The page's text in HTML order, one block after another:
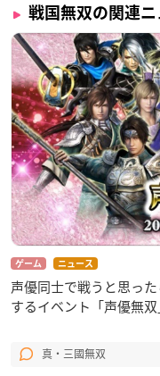
戦国無双の関連
ゲーム ニュース
声優同士で戦うと思っ
するイベント「声優無双
真・三國無双